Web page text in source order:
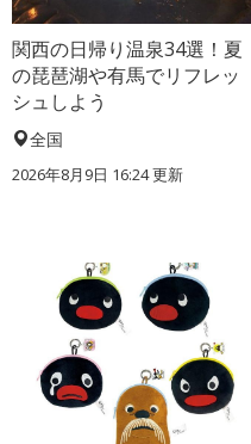
関西の日帰り温泉34選！夏
の琵琶湖や有馬でリフレッ
シュしよう
全国
2026年8月9日 16:24更新